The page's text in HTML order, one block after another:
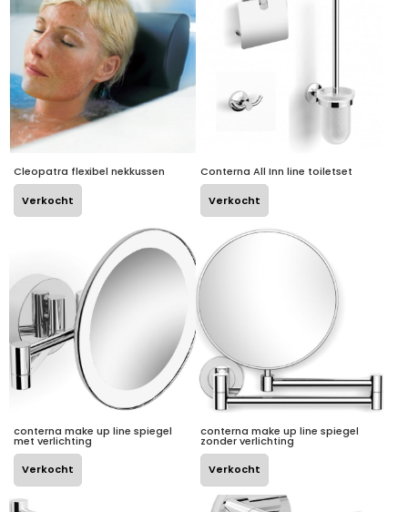
Cleopatra flexibel nekkussen
Verkocht
Conterna All Inn line toiletset
Verkocht
conterna make up line spiegel
met verlichting
Verkocht
conterna make up line spiegel
zonder verlichting
Verkocht